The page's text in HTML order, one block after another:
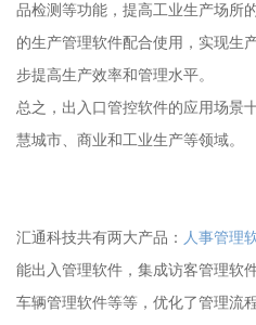
品检测等功能，提高工业生产场所
的生产管理软件配合使用，实现生
步提高生产效率和管理水平。
总之，出入口管控软件的应用场景
慧城市、商业和工业生产等领域。
汇通科技共有两大产品： 人事管理
能出入管理软件，集成访客管理软
车辆管理软件等等，优化了管理流